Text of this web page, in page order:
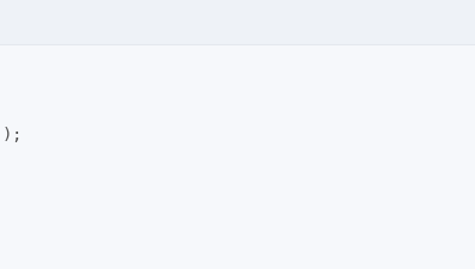
);